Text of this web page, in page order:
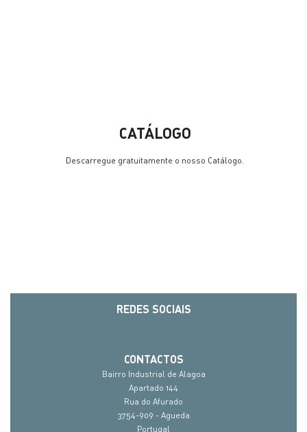
CATÁLOGO
Descarregue gratuitamente o nosso Catálogo.
REDES SOCIAIS
CONTACTOS
Bairro Industrial de Alagoa
Apartado 144
Rua do Afurado
3754-909 - Agueda
Portugal